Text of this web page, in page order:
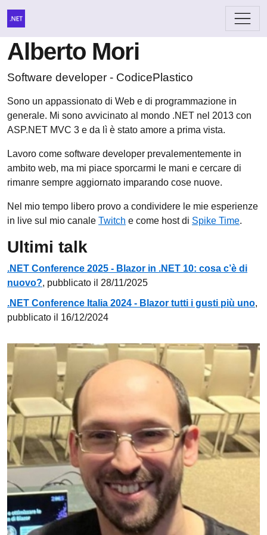
Alberto Mori
Software developer - CodicePlastico
Sono un appassionato di Web e di programmazione in
generale. Mi sono avvicinato al mondo .NET nel 2013 con
ASP.NET MVC 3 e da lì è stato amore a prima vista.
Lavoro come software developer prevalementemente in
ambito web, ma mi piace sporcarmi le mani e cercare di
rimanre sempre aggiornato imparando cose nuove.
Nel mio tempo libero provo a condividere le mie esperienze
in live sul mio canale Twitch e come host di Spike Time.
Ultimi talk
.NET Conference 2025 - Blazor in .NET 10: cosa c’è di
nuovo?, pubblicato il 28/11/2025
.NET Conference Italia 2024 - Blazor tutti i gusti più uno,
pubblicato il 16/12/2024